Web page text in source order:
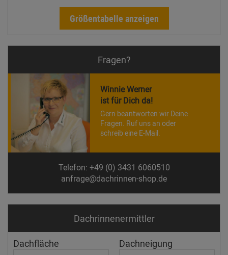
Größentabelle anzeigen
Fragen?
Winnie Werner
ist für Dich da!
Gern beantworten wir Deine
Fragen. Ruf uns an oder
schreib eine E-Mail.
Telefon: +49 (0) 3431 6060510
anfrage@dachrinnen-shop.de
Dachrinnen­ermittler
Dachfläche Dachneigung